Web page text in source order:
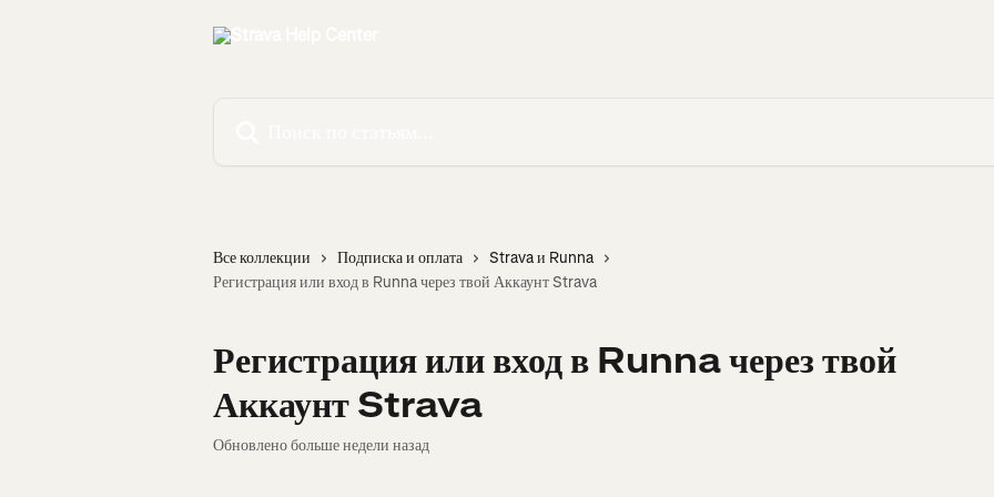
Все коллекции Подписка и оплата
Strava и Runna
Регистрация или вход в Runna через твой Аккаунт Strava
Регистрация или вход в Runna через твой
Аккаунт Strava
Обновлено больше недели назад